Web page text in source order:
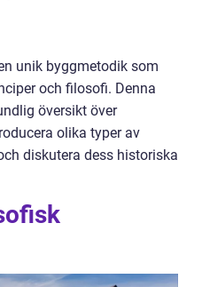
unik byggmetodik som
och filosofi. Denna
översikt över
olika typer av
diskutera dess historiska